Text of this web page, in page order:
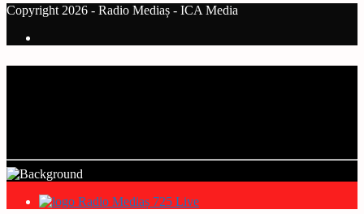
Copyright 2026 - Radio Mediaș - ICA Media
Radio Mediaș 725 Live